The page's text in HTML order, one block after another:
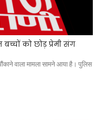
बच्चों को छोड़ प्रेमी संग
वाला मामला सामने आया है। पुलिस